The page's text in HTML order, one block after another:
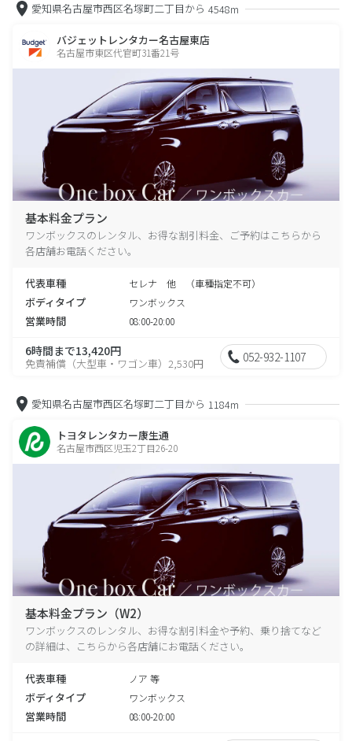
愛知県名古屋市西区名塚町二丁目から 4548m
バジェットレンタカー名古屋東店
名古屋市東区代官町31番21号
基本料金プラン
ワンボックスのレンタル、お得な割引料金、ご予約はこちらから
各店舗お電話ください。
代表車種 セレナ 他 （車種指定不可）
ボディタイプ ワンボックス
営業時間 08:00-20:00
6時間まで13,420円
免責補償（大型車・ワゴン車）2,530円 052-932-1107
愛知県名古屋市西区名塚町二丁目から 1184m
トヨタレンタカー康生通
名古屋市西区児玉2丁目26-20
基本料金プラン（W2）
ワンボックスのレンタル、お得な割引料金や予約、乗り捨てなど
の詳細は、こちらから各店舗にお電話ください。
代表車種 ノア 等
ボディタイプ ワンボックス
営業時間 08:00-20:00